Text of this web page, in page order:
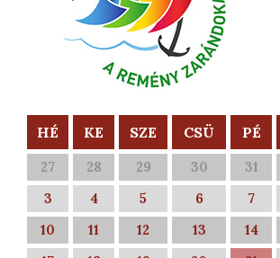
HÉ KE SZE CSÜ PÉ
27 28 29 30 31
3
4 5 6 7
10
11 12 13 14